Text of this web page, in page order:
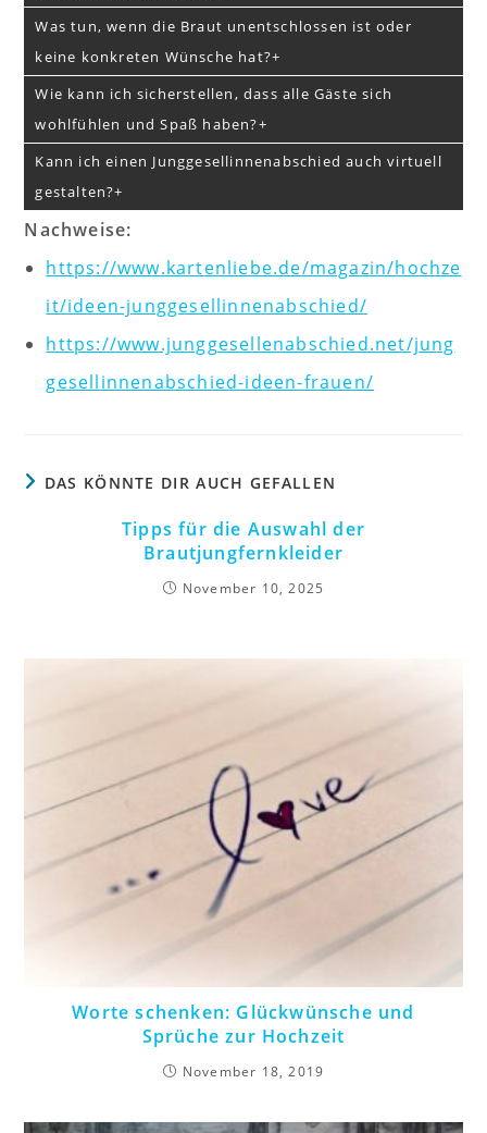
Was tun, wenn die Braut unentschlossen ist oder
keine konkreten Wünsche hat?
Wie kann ich sicherstellen, dass alle Gäste sich
wohlfühlen und Spaß haben?
Kann ich einen Junggesellinnenabschied auch virtuell
gestalten?
Nachweise:
https://www.kartenliebe.de/magazin/hochze
it/ideen-junggesellinnenabschied/
https://www.junggesellenabschied.net/jung
gesellinnenabschied-ideen-frauen/
DAS KÖNNTE DIR AUCH GEFALLEN
Tipps für die Auswahl der
Brautjungfernkleider
November 10, 2025
Worte schenken: Glückwünsche und
Sprüche zur Hochzeit
November 18, 2019